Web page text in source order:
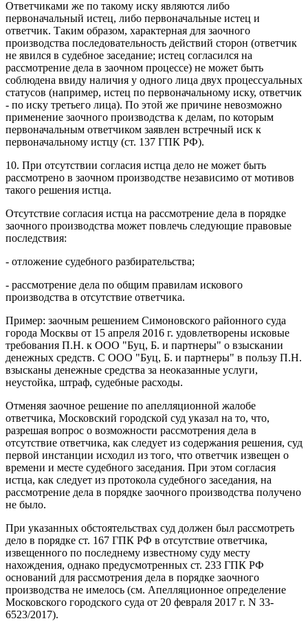
Ответчиками же по такому иску являются либо
первоначальный истец, либо первоначальные истец и
ответчик. Таким образом, характерная для заочного
производства последовательность действий сторон (ответчик
не явился в судебное заседание; истец согласился на
рассмотрение дела в заочном процессе) не может быть
соблюдена ввиду наличия у одного лица двух процессуальных
статусов (например, истец по первоначальному иску, ответчик
- по иску третьего лица). По этой же причине невозможно
применение заочного производства к делам, по которым
первоначальным ответчиком заявлен встречный иск к
первоначальному истцу (ст. 137 ГПК РФ).
10. При отсутствии согласия истца дело не может быть
рассмотрено в заочном производстве независимо от мотивов
такого решения истца.
Отсутствие согласия истца на рассмотрение дела в порядке
заочного производства может повлечь следующие правовые
последствия:
- отложение судебного разбирательства;
- рассмотрение дела по общим правилам искового
производства в отсутствие ответчика.
Пример: заочным решением Симоновского районного суда
города Москвы от 15 апреля 2016 г. удовлетворены исковые
требования П.Н. к ООО "Буц, Б. и партнеры" о взыскании
денежных средств. С ООО "Буц, Б. и партнеры" в пользу П.Н.
взысканы денежные средства за неоказанные услуги,
неустойка, штраф, судебные расходы.
Отменяя заочное решение по апелляционной жалобе
ответчика, Московский городской суд указал на то, что,
разрешая вопрос о возможности рассмотрения дела в
отсутствие ответчика, как следует из содержания решения, суд
первой инстанции исходил из того, что ответчик извещен о
времени и месте судебного заседания. При этом согласия
истца, как следует из протокола судебного заседания, на
рассмотрение дела в порядке заочного производства получено
не было.
При указанных обстоятельствах суд должен был рассмотреть
дело в порядке ст. 167 ГПК РФ в отсутствие ответчика,
извещенного по последнему известному суду месту
нахождения, однако предусмотренных ст. 233 ГПК РФ
оснований для рассмотрения дела в порядке заочного
производства не имелось (см. Апелляционное определение
Московского городского суда от 20 февраля 2017 г. N 33-
6523/2017).